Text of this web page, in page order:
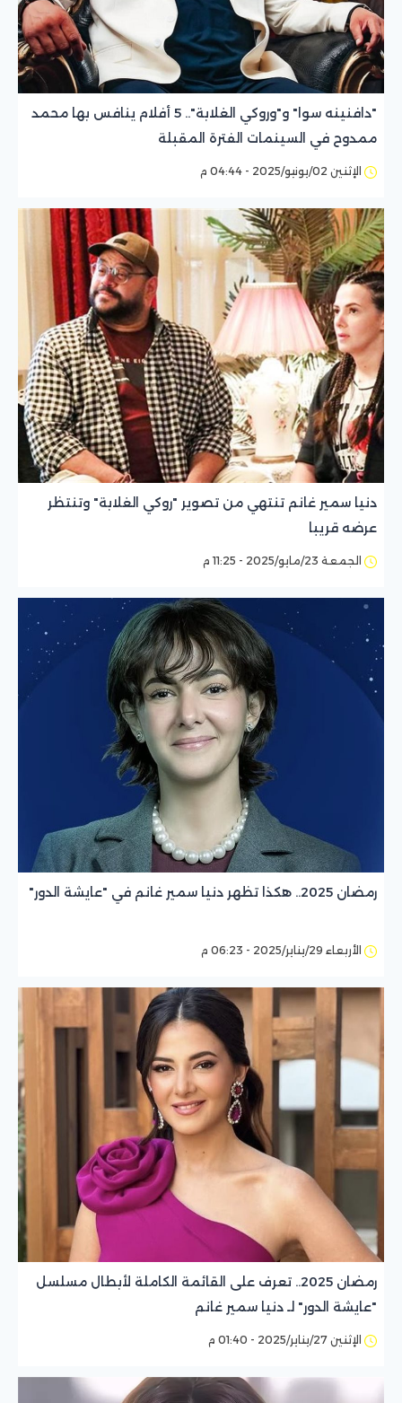
"دافنينه سوا" و"وروكي الغلابة".. 5 أفلام ينافس بها محمد
ممدوح في السينمات الفترة المقبلة
الإثنين 02/يونيو/2025 - 04:44 م
دنيا سمير غانم تنتهي من تصوير "روكي الغلابة" وتنتظر
عرضه قريبا
الجمعة 23/مايو/2025 - 11:25 م
رمضان 2025.. هكذا تظهر دنيا سمير غانم في "عايشة الدور"
الأربعاء 29/يناير/2025 - 06:23 م
رمضان 2025.. تعرف على القائمة الكاملة لأبطال مسلسل
"عايشة الدور" لـ دنيا سمير غانم
الإثنين 27/يناير/2025 - 01:40 م